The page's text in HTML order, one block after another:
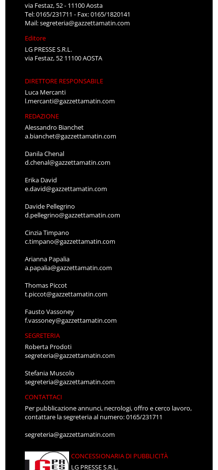
via Festaz, 52 - 11100 Aosta
Tel: 0165/231711 - Fax: 0165/1820141
Mail:segreteria@gazzettamatin.com
Editore
LG PRESSE S.R.L.
via Festaz, 52 11100 AOSTA
DIRETTORE RESPONSABILE
Luca Mercanti
l.mercanti@gazzettamatin.com
REDAZIONE
Alessandro Bianchet
a.bianchet@gazzettamatin.com
Danila Chenal
d.chenal@gazzettamatin.com
Erika David
e.david@gazzettamatin.com
Davide Pellegrino
d.pellegrino@gazzettamatin.com
Cinzia Timpano
c.timpano@gazzettamatin.com
Arianna Papalia
a.papalia@gazzettamatin.com
Thomas Piccot
t.piccot@gazzettamatin.com
Fausto Vassoney
f.vassoney@gazzettamatin.com
SEGRETERIA
Roberta Prodoti
segreteria@gazzettamatin.com
Stefania Muscolo
segreteria@gazzettamatin.com
CONTATTACI
Per pubblicazione annunci, necrologi, offro e cerco lavoro,
contattare la segreteria al numero: 0165/231711
segreteria@gazzettamatin.com
CONCESSIONARIA DI PUBBLICITÀ
LG PRESSE S.R.L.